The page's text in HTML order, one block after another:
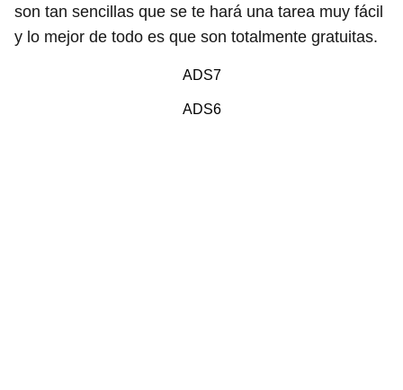
son tan sencillas que se te hará una tarea muy fácil
y lo mejor de todo es que son totalmente gratuitas.
ADS7
ADS6